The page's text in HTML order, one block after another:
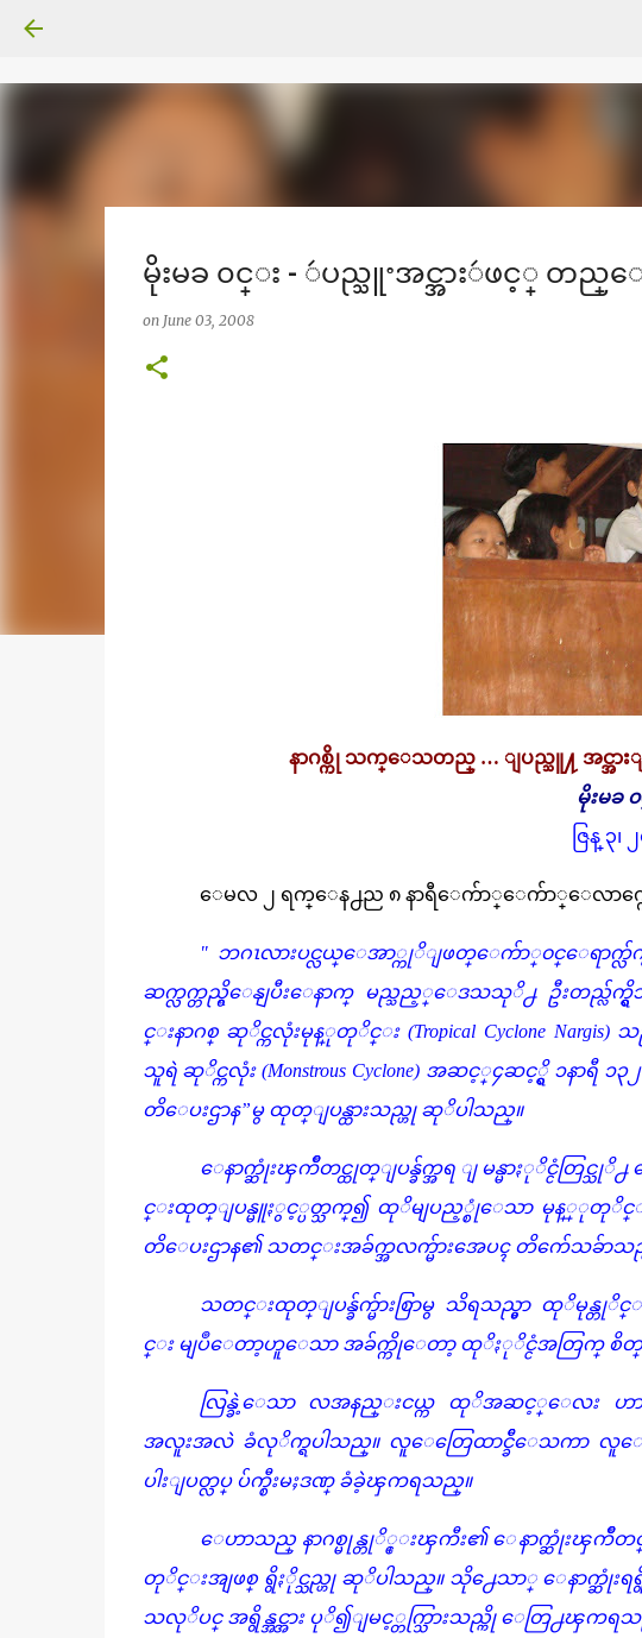
မိုးမခ ၀င္း - ဴပည္သူႚအင္အားဴဖင့္ တည္
on June 03, 2008
နာဂစ္ကို သက္ေသတည္ … ျပည္သူ႔ အင္အ
မိုးမခ
ဇြန္ ၃၊
ေမလ ၂ ရက္ေန႕ည ၈ နာရီေက်ာ္ေက်ာ္ေလာက္က
" ဘဂၤလားပင္လယ္ေအာ္ကုိျဖတ္ေက်ာ္၀င္ေရာက္
ဆက္လက္တည္ရွိေနျပီးေနာက္ မည္သည့္ေဒသသုိ႕ ဦးတည္
င္းနာဂစ္ ဆုိင္ကလုံးမုန္ုတုိင္း (Tropical Cyclone
သူရဲ ဆုိင္ကလုံး (Monstrous Cyclone) အဆင့္၄ဆင့္ရွိ ၁နာရီ ၁
တိေပးဌာန”မွ ထုတ္ျပန္ထားသည္ဟု ဆုိပါသည္။
ေနာက္ဆုံးၾကိဳတင္ထုတ္ျပန္ခ်က္အရ ျမန္မာႏုိင္ငံတြ
င္းထုတ္ျပန္မူႏွင့္ပတ္သက္၍ ထုိမျပည့္စုံေသာ မုန္္ုတုိင္
တိေပးဌာန၏ သတင္းအခ်က္အလက္မ်ားအေပၚ တိက်ေသခ်ာသ
သတင္းထုတ္ျပန္ခ်က္မ်ားစြာမွ သိရသည္မွာ ထုိမု
င္း မျပဳေတာ့ဟူေသာ အခ်က္ကိုေတာ့ ထုိႏုိင္ငံအတြက္ စိ
လြန္ခဲ့ေသာ လအနည္းငယ္က ထုိအဆင့္ေလး ဟာ
အလူးအလဲ ခံလုိက္ရပါသည္။ လူေတြေထာင္ခ်ီေသကာ လူေပ
ပါးျပတ္လပ္ ပ်က္စီးမႈဒဏ္ ခံခဲ့ၾကရသည္။
ေဟာသည္ နာဂစ္မုန္တုိ္င္းၾကီး၏ ေနာက္ဆုံးၾ
တုိင္းအျဖစ္ ရွိႏိုင္သည္ဟု ဆုိပါသည္။ သို႕ေသာ္ ေနာက္ဆုံး
သလုိပင္ အရွိန္အင္အား ပုိ၍ျမင့္တက္သြားသည္ကို ေတြ႕ၾကရ